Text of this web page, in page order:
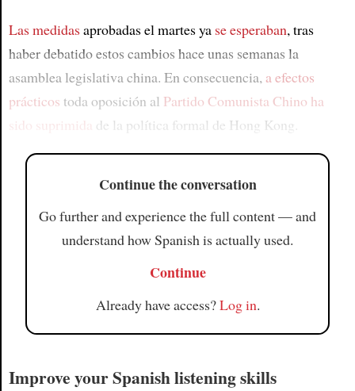
Las medidasaprobadas el martes ya se esperaban, tras
haber debatido estos cambios hace unas semanas la
asamblea legislativa china. En consecuencia, a efectos
prácticos toda oposición al Partido Comunista Chino ha
sido suprimida
de la política formal de Hong Kong.
Continue the conversation
Go further and experience the full content — and
understand how Spanish is actually used.
Continue
Already have access?Log in.
Improve your Spanish listening skills